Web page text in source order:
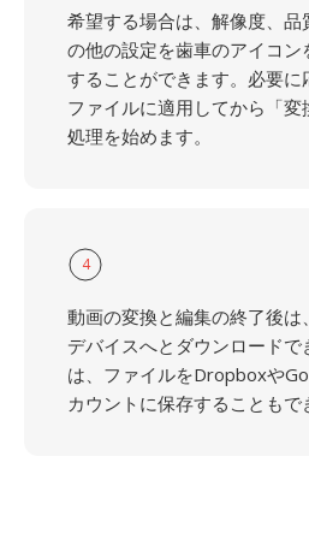
希望する場合は、解像度、品
の他の設定を歯車のアイコン
することができます。必要
ファイルに適用してから「変
処理を始めます。
4
動画の変換と編集の終了後は
デバイスへとダウンロード
は、ファイルをDropboxや
カウントに保存することもで